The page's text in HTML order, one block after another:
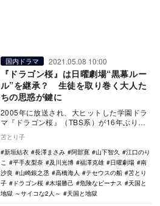
国内ドラマ 2021.05.08 10:00
『ドラゴン桜』は日曜劇場“黒幕ルー
ル”を継承？ 生徒を取り巻く大人た
ちの思惑が鍵に
2005年に放送され、大ヒットした学園ドラ
マ『ドラゴン桜』（TBS系）が16年ぶりに
護…
苫とり子
新垣結衣
長澤まさみ 阿部寛 山下智久
江口のり
こ
平手友梨奈 及川光博 福澤克雄 日曜劇場
南
沙良
山崎銀之丞 高橋海人 テセウスの船
苫とり
子
ドラゴン桜 木場勝己 危険なビーナス
天国と
地獄 ～サイコな2人～
天国と地獄